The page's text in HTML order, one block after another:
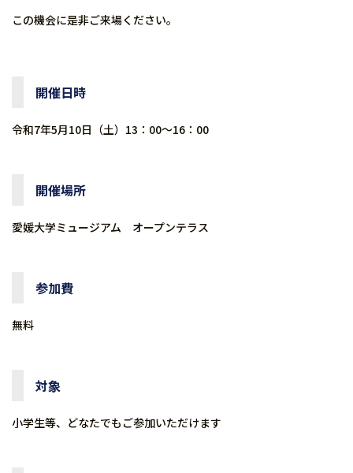
この機会に是非ご来場ください。
開催日時
令和7年5月10日（土）13：00～16：00
開催場所
愛媛大学ミュージアム オープンテラス
参加費
無料
対象
小学生等、どなたでもご参加いただけます